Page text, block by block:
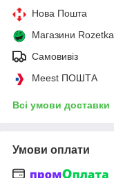
Нова Пошта
Магазини Rozetka
Самовивіз
Meest ПОШТА
Всі умови доставки
Умови оплати